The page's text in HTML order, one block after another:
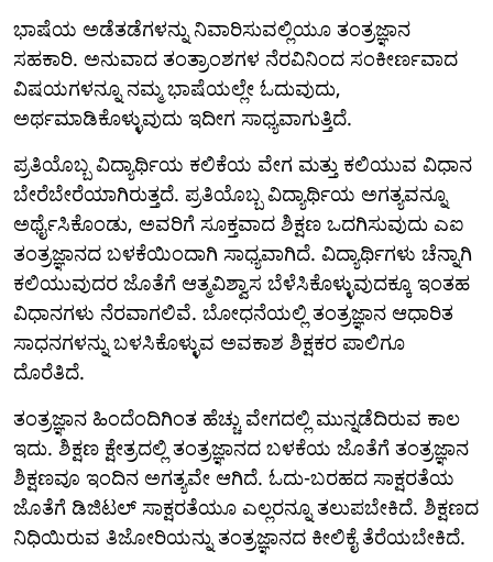
ಭಾಷೆಯ ಅಡೆತಡೆಗಳನ್ನು ನಿವಾರಿಸುವಲ್ಲಿಯೂ ತಂತ್ರಜ್ಞಾನ
ಸಹಕಾರಿ. ಅನುವಾದ ತಂತ್ರಾಂಶಗಳ ನೆರವಿನಿಂದ ಸಂಕೀರ್ಣವಾದ
ವಿಷಯಗಳನ್ನೂ ನಮ್ಮ ಭಾಷೆಯಲ್ಲೇ ಓದುವುದು,
ಅರ್ಥಮಾಡಿಕೊಳ್ಳುವುದು ಇದೀಗ ಸಾಧ್ಯವಾಗುತ್ತಿದೆ.
ಪ್ರತಿಯೊಬ್ಬ ವಿದ್ಯಾರ್ಥಿಯ ಕಲಿಕೆಯ ವೇಗ ಮತ್ತು ಕಲಿಯುವ ವಿಧಾನ
ಬೇರೆಬೇರೆಯಾಗಿರುತ್ತದೆ. ಪ್ರತಿಯೊಬ್ಬ ವಿದ್ಯಾರ್ಥಿಯ ಅಗತ್ಯವನ್ನೂ
ಅರ್ಥೈಸಿಕೊಂಡು, ಅವರಿಗೆ ಸೂಕ್ತವಾದ ಶಿಕ್ಷಣ ಒದಗಿಸುವುದು ಎಐ
ತಂತ್ರಜ್ಞಾನದ ಬಳಕೆಯಿಂದಾಗಿ ಸಾಧ್ಯವಾಗಿದೆ. ವಿದ್ಯಾರ್ಥಿಗಳು ಚೆನ್ನಾಗಿ
ಕಲಿಯುವುದರ ಜೊತೆಗೆ ಆತ್ಮವಿಶ್ವಾಸ ಬೆಳೆಸಿಕೊಳ್ಳುವುದಕ್ಕೂ ಇಂತಹ
ವಿಧಾನಗಳು ನೆರವಾಗಲಿವೆ. ಬೋಧನೆಯಲ್ಲಿ ತಂತ್ರಜ್ಞಾನ ಆಧಾರಿತ
ಸಾಧನಗಳನ್ನು ಬಳಸಿಕೊಳ್ಳುವ ಅವಕಾಶ ಶಿಕ್ಷಕರ ಪಾಲಿಗೂ
ದೊರೆತಿದೆ.
ತಂತ್ರಜ್ಞಾನ ಹಿಂದೆಂದಿಗಿಂತ ಹೆಚ್ಚು ವೇಗದಲ್ಲಿ ಮುನ್ನಡೆದಿರುವ ಕಾಲ
ಇದು. ಶಿಕ್ಷಣ ಕ್ಷೇತ್ರದಲ್ಲಿ ತಂತ್ರಜ್ಞಾನದ ಬಳಕೆಯ ಜೊತೆಗೆ ತಂತ್ರಜ್ಞಾನ
ಶಿಕ್ಷಣವೂ ಇಂದಿನ ಅಗತ್ಯವೇ ಆಗಿದೆ. ಓದು-ಬರಹದ ಸಾಕ್ಷರತೆಯ
ಜೊತೆಗೆ ಡಿಜಿಟಲ್ ಸಾಕ್ಷರತೆಯೂ ಎಲ್ಲರನ್ನೂ ತಲುಪಬೇಕಿದೆ. ಶಿಕ್ಷಣದ
ನಿಧಿಯಿರುವ ತಿಜೋರಿಯನ್ನು ತಂತ್ರಜ್ಞಾನದ ಕೀಲಿಕೈ ತೆರೆಯಬೇಕಿದೆ.